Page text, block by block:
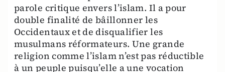
parole critique envers l’islam. Il a pour
double finalité de bâillonner les
Occidentaux et de disqualifier les
musulmans réformateurs. Une grande
religion comme l’islam n’est pas réductible
à un peuple puisqu’elle a une vocation